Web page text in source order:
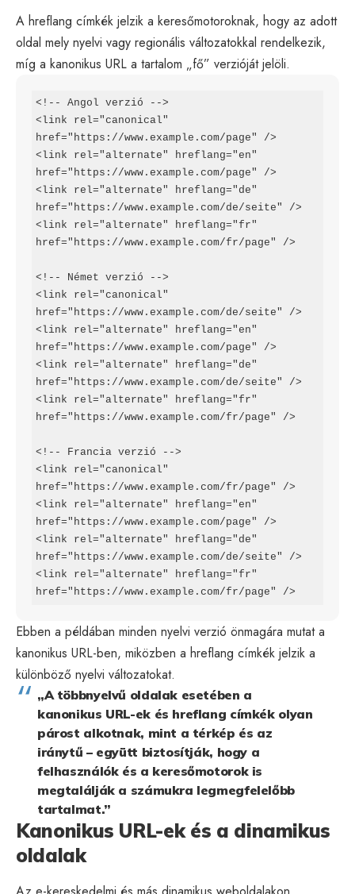
A hreflang címkék jelzik a keresőmotoroknak, hogy az adott
oldal mely nyelvi vagy regionális változatokkal rendelkezik,
míg a kanonikus URL a tartalom „fő” verzióját jelöli.
<!-- Angol verzió -->
<link rel="canonical"
href="https://www.example.com/page" />
<link rel="alternate" hreflang="en"
href="https://www.example.com/page" />
<link rel="alternate" hreflang="de"
href="https://www.example.com/de/seite" />
<link rel="alternate" hreflang="fr"
href="https://www.example.com/fr/page" />
<!-- Német verzió -->
<link rel="canonical"
href="https://www.example.com/de/seite" />
<link rel="alternate" hreflang="en"
href="https://www.example.com/page" />
<link rel="alternate" hreflang="de"
href="https://www.example.com/de/seite" />
<link rel="alternate" hreflang="fr"
href="https://www.example.com/fr/page" />
<!-- Francia verzió -->
<link rel="canonical"
href="https://www.example.com/fr/page" />
<link rel="alternate" hreflang="en"
href="https://www.example.com/page" />
<link rel="alternate" hreflang="de"
href="https://www.example.com/de/seite" />
<link rel="alternate" hreflang="fr"
href="https://www.example.com/fr/page" />
Ebben a példában minden nyelvi verzió önmagára mutat a
kanonikus URL-ben, miközben a hreflang címkék jelzik a
különböző nyelvi változatokat.
„A többnyelvű oldalak esetében a
kanonikus URL-ek és hreflang címkék olyan
párost alkotnak, mint a térkép és az
iránytű – együtt biztosítják, hogy a
felhasználók és a keresőmotorok is
megtalálják a számukra legmegfelelőbb
tartalmat.”
Kanonikus URL-ek és a dinamikus
oldalak